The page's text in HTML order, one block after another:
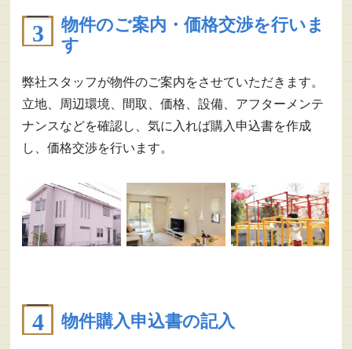
物件のご案内・価格交渉を行いま
す
弊社スタッフが物件のご案内をさせていただきます。
立地、周辺環境、間取、価格、設備、アフターメンテ
ナンスなどを確認し、気に入れば購入申込書を作成
し、価格交渉を行います。
物件購入申込書の記入